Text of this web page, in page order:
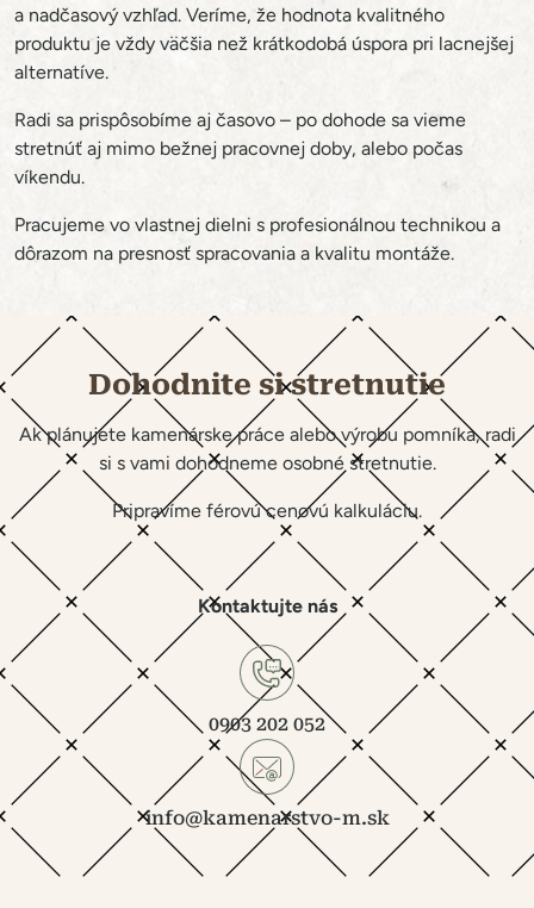
a nadčasový vzhľad. Veríme, že hodnota kvalitného
produktu je vždy väčšia než krátkodobá úspora pri lacnejšej
alternatíve.
Radi sa prispôsobíme aj časovo – po dohode sa vieme
stretnúť aj mimo bežnej pracovnej doby, alebo počas
víkendu.
Pracujeme vo vlastnej dielni s profesionálnou technikou a
dôrazom na presnosť spracovania a kvalitu montáže.
Dohodnite si stretnutie
Ak plánujete kamenárske práce alebo výrobu pomníka, radi
si s vami dohodneme osobné stretnutie.
Pripravíme férovú cenovú kalkuláciu.
Kontaktujte nás
0903 202 052
info@kamenarstvo-m.sk